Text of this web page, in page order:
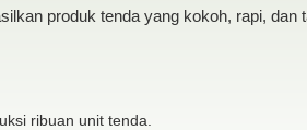
produk tenda yang kokoh, rapi, dan
ribuan unit tenda.